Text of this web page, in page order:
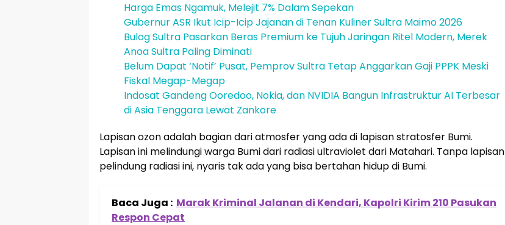
Harga Emas Ngamuk, Melejit 7% Dalam Sepekan
Gubernur ASR Ikut Icip-Icip Jajanan di Tenan Kuliner Sultra Maimo 2026
Bulog Sultra Pasarkan Beras Premium ke Tujuh Jaringan Ritel Modern, Merek
Anoa Sultra Paling Diminati
Belum Dapat ‘Notif’ Pusat, Pemprov Sultra Tetap Anggarkan Gaji PPPK Meski
Fiskal Megap-Megap
Indosat Gandeng Ooredoo, Nokia, dan NVIDIA Bangun Infrastruktur AI Terbesar
di Asia Tenggara Lewat Zankore
Lapisan ozon adalah bagian dari atmosfer yang ada di lapisan stratosfer Bumi.
Lapisan ini melindungi warga Bumi dari radiasi ultraviolet dari Matahari. Tanpa lapisan
pelindung radiasi ini, nyaris tak ada yang bisa bertahan hidup di Bumi.
Baca Juga : Marak Kriminal Jalanan di Kendari, Kapolri Kirim 210 Pasukan
Respon Cepat